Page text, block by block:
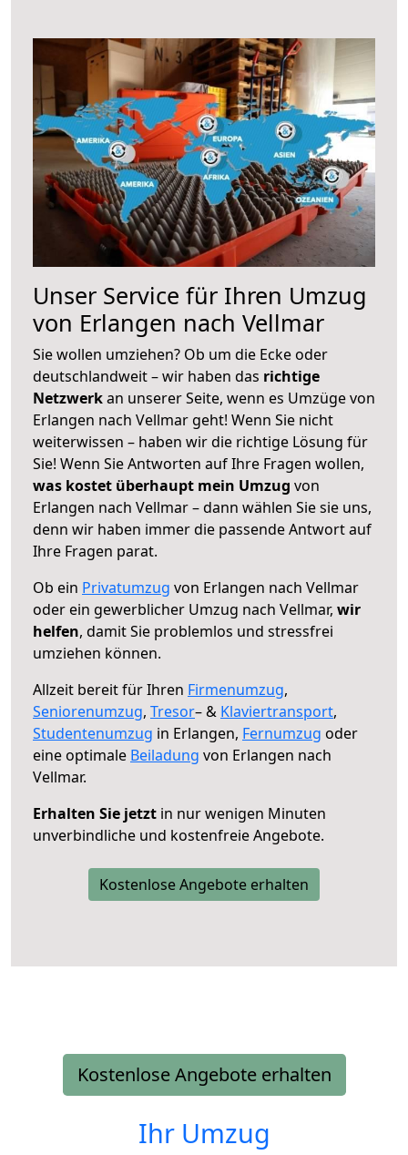
Unser Service für Ihren Umzug
von Erlangen nach Vellmar
Sie wollen umziehen? Ob um die Ecke oder
deutschlandweit – wir haben das richtige
Netzwerkan unserer Seite, wenn es Umzüge von
Erlangen nach Vellmar geht! Wenn Sie nicht
weiterwissen – haben wir die richtige Lösung für
Sie! Wenn Sie Antworten auf Ihre Fragen wollen,
was kostet überhaupt mein Umzug von
Erlangen nach Vellmar – dann wählen Sie sie uns,
denn wir haben immer die passende Antwort auf
Ihre Fragen parat.
Ob ein Privatumzug von Erlangen nach Vellmar
oder ein gewerblicher Umzug nach Vellmar, wir
helfen, damit Sie problemlos und stressfrei
umziehen können.
Allzeit bereit für Ihren Firmenumzug,
Seniorenumzug, Tresor– & Klaviertransport,
Studentenumzug in Erlangen, Fernumzug oder
eine optimale Beiladung von Erlangen nach
Vellmar.
Erhalten Sie jetzt in nur wenigen Minuten
unverbindliche und kostenfreie Angebote.
Kostenlose Angebote erhalten
Kostenlose Angebote erhalten
Ihr Umzug